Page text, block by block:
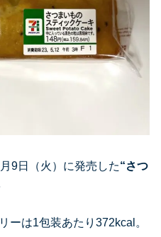
9日（火）に発売した“さつ
ーは1包装あたり372kcal。